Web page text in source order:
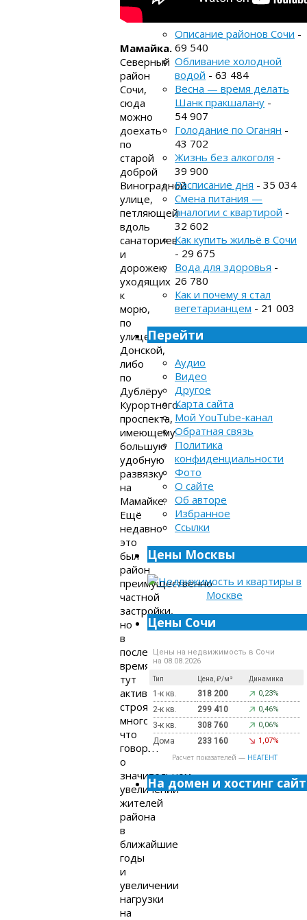
Мамайка.
Северный
район
Сочи,
сюда
можно
доехать
по
старой
доброй
Виноградной
улице,
петляющей
вдоль
санаториев
и
дорожек,
уходящих
к
морю,
по
улице
Донской,
либо
по
Дублёру
Курортного
проспекта,
имеющему
большую
удобную
развязку
на
Мамайке.
Ещё
недавно
это
был
район
преимущественно
частной
застройки,
но
в
последнее
время
тут
активно
строятся
многоэтажки,
что
говорит
о
значительном
увеличении
жителей
района
в
ближайшие
годы
и
увеличении
нагрузки
на
Популярное
Описание районов Сочи -
69 540
Обливание холодной
водой - 63 484
Весна — время делать
Шанк пракшалану -
54 907
Голодание по Оганян -
43 702
Жизнь без алкоголя -
39 900
Расписание дня - 35 034
Смена питания —
аналогии с квартирой -
32 602
Как купить жильё в Сочи
- 29 675
Вода для здоровья -
26 780
Как и почему я стал
вегетарианцем - 21 003
Перейти
Аудио
Видео
Другое
Карта сайта
Мой YouTube-канал
Обратная связь
Политика
конфиденциальности
Фото
О сайте
Об авторе
Избранное
Ссылки
Цены Москвы
Цены Сочи
Цены на недвижимость в Сочи
на 08.08.2026
Тип Цена, ₽/м² Динамика
1-к кв. 318 200 0,23%
2-к кв. 299 410 0,46%
3-к кв. 308 760 0,06%
Дома 233 160 1,07%
Расчет показателей — НЕАГЕНТ
На домен и хостинг